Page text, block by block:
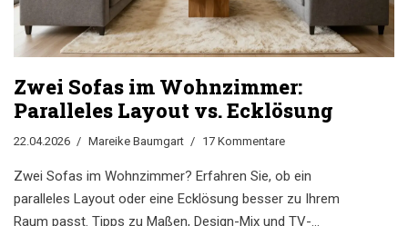
Zwei Sofas im Wohnzimmer:
Paralleles Layout vs. Ecklösung
22.04.2026 Mareike Baumgart 17 Kommentare
Zwei Sofas im Wohnzimmer? Erfahren Sie, ob ein
paralleles Layout oder eine Ecklösung besser zu Ihrem
Raum passt. Tipps zu Maßen, Design-Mix und TV-